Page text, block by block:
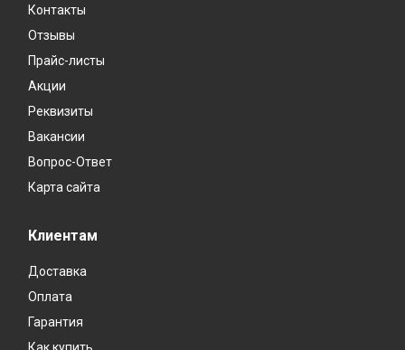
Контакты
Отзывы
Прайс-листы
Акции
Реквизиты
Вакансии
Вопрос-Ответ
Карта сайта
Клиентам
Доставка
Оплата
Гарантия